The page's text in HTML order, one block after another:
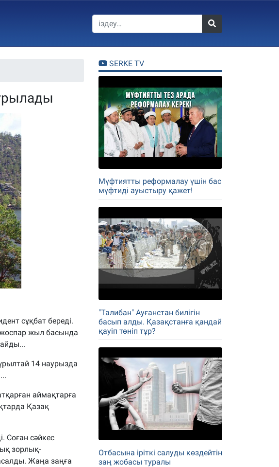
сұқбат береді.
жыл басында
14 наурызда
аймақтарға
Қазақ
Соған сәйкес
зорлық-
Жаңа заңға
SERKE TV
Мүфтиятты реформалау үшін бас
мүфтиді ауыстыру қажет!
"Талибан" Ауғанстан билігін
басып алды. Қазақстанға қандай
қауіп төніп тұр?
Отбасына іріткі салуды көздейтін
заң жобасы туралы